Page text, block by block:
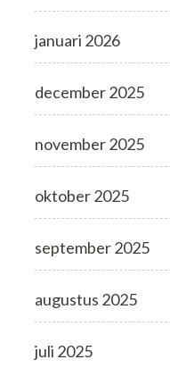
januari 2026
december 2025
november 2025
oktober 2025
september 2025
augustus 2025
juli 2025